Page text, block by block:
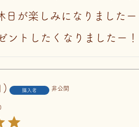
日が楽しみになりました
ントしたくなりましたー！
購入者 非公開